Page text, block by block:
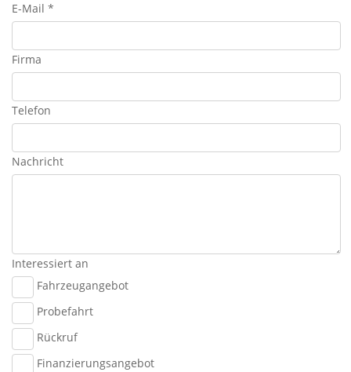
E-Mail *
Firma
Telefon
Nachricht
Interessiert an
Fahrzeugangebot
Probefahrt
Rückruf
Finanzierungsangebot